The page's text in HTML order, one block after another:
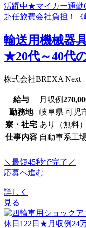
輸送用機械器
★20代～40代
株式会社BREXA Next
給与 月収例
勤務地
岐阜県 可児
寮・社宅 あり（無料）
仕事内容 自動車系工
＼最短45秒で完了／
応募へ進む
詳しく
見る